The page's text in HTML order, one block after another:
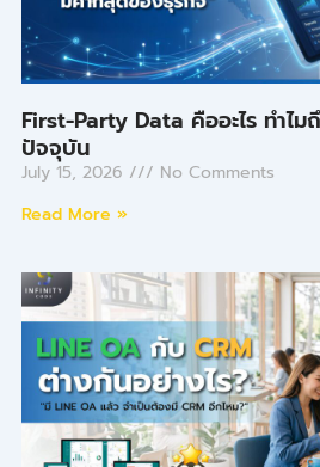
First-Party Data คืออะไร ทำไ
ปัจจุบัน
July 15, 2026
No Comments
Read More »